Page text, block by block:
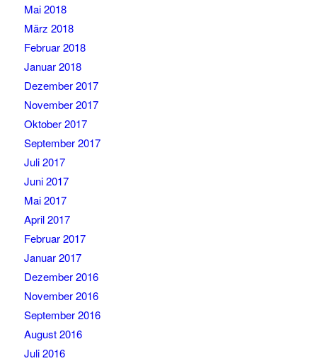
Mai 2018
März 2018
Februar 2018
Januar 2018
Dezember 2017
November 2017
Oktober 2017
September 2017
Juli 2017
Juni 2017
Mai 2017
April 2017
Februar 2017
Januar 2017
Dezember 2016
November 2016
September 2016
August 2016
Juli 2016